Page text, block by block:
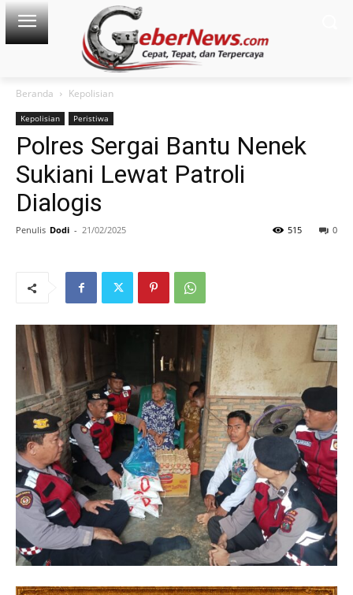
Beranda Kepolisian
Kepolisian Peristiwa
Polres Sergai Bantu Nenek
Sukiani Lewat Patroli
Dialogis
Penulis Dodi - 21/02/2025 0
515